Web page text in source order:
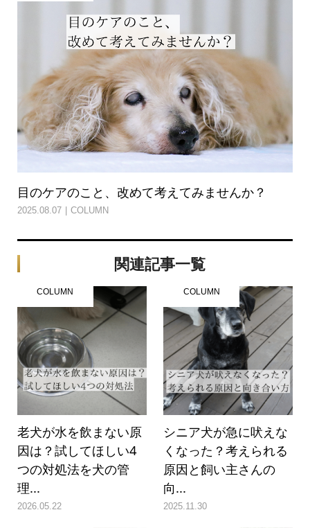
目のケアのこと、改めて考えてみませんか？
2025.08.07 COLUMN
関連記事一覧
COLUMN
老犬が水を飲まない原
因は？試してほしい4
つの対処法を犬の管
理...
2026.05.22
COLUMN
シニア犬が急に吠えな
くなった？考えられる
原因と飼い主さんの
向...
2025.11.30